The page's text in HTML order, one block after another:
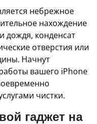
небрежное
нахождение
конденсат
отверстия или
Начнут
вашего iPhone
чистки.
гаджет на